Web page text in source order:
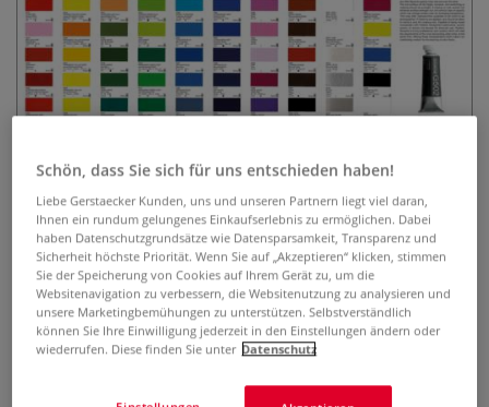
HOLBEIN Künstler-Gouache
Farbkarte
0 Bewertungen
Diese Farbkarte zeigt alle Farbtöne der HOLBEIN ARTISTS'
Schön, dass Sie sich für uns entschieden haben!
Liebe Gerstaecker Kunden, uns und unseren Partnern liegt viel daran,
Ihnen ein rundum gelungenes Einkaufserlebnis zu ermöglichen. Dabei
haben Datenschutzgrundsätze wie Datensparsamkeit, Transparenz und
Sicherheit höchste Priorität. Wenn Sie auf „Akzeptieren“ klicken, stimmen
Sie der Speicherung von Cookies auf Ihrem Gerät zu, um die
Websitenavigation zu verbessern, die Websitenutzung zu analysieren und
unsere Marketingbemühungen zu unterstützen. Selbstverständlich
können Sie Ihre Einwilligung jederzeit in den Einstellungen ändern oder
wiederrufen. Diese finden Sie unter Datenschutz